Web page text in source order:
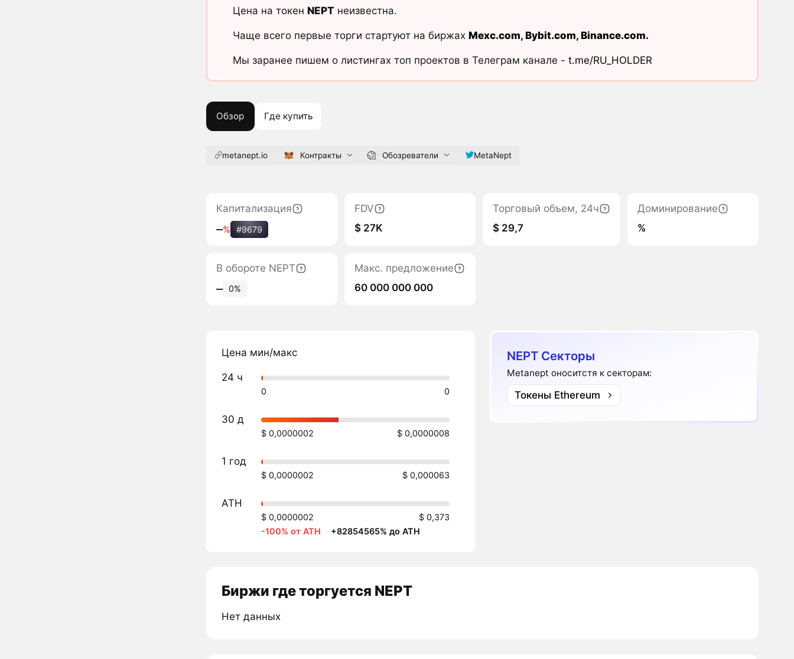
Цена на токен NEPT неизвестна.
Чаще всего первые торги стартуют на биржах Mexc.com, Bybit.com, Binance.com.
Мы заранее пишем о листингах топ проектов в Телеграм канале - t.me/RU_HOLDER
Обзор Где купить
metanept.io Контракты Обозреватели MetaNept
Капитализация
‒% #9679
FDV
$ 27K
Торговый объем, 24ч
$ 29,7
Доминирование
%
В обороте NEPT
‒ 0%
Макс. предложение
60 000 000 000
Цена мин/макс
24 ч
0 0
30 д
$ 0,0000002 $ 0,0000008
1 год
$ 0,0000002 $ 0,000063
ATH
$ 0,0000002
$ 0,373
-100% от ATH · +82854565% до ATH
NEPT Секторы
Metanept оноситстя к секторам:
Токены Ethereum
Биржи где торгуется NEPT
Нет данных